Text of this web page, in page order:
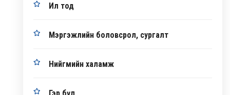
Ил тод
Мэргэжлийн боловсрол, сургалт
Нийгмийн халамж